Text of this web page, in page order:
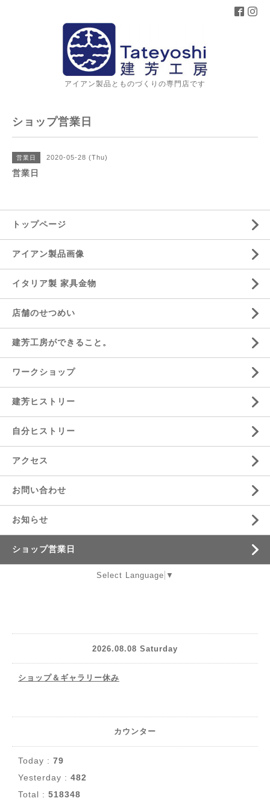
アイアン製品とものづくりの専門店です
ショップ営業日
営業日 2020-05-28 (Thu)
営業日
トップページ
アイアン製品画像
イタリア製 家具金物
店舗のせつめい
建芳工房ができること。
ワークショップ
建芳ヒストリー
自分ヒストリー
アクセス
お問い合わせ
お知らせ
ショップ営業日
Select Language ▼
2026.08.08 Saturday
ショップ＆ギャラリー休み
カウンター
Today : 79
Yesterday : 482
Total : 518348